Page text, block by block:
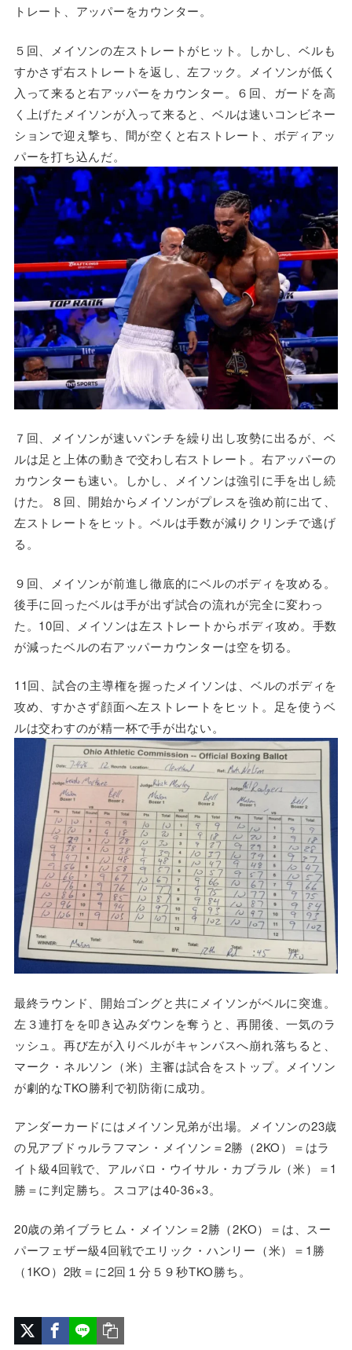
トレート、アッパーをカウンター。
５回、メイソンの左ストレートがヒット。しかし、ベルも
すかさず右ストレートを返し、左フック。メイソンが低く
入って来ると右アッパーをカウンター。６回、ガードを高
く上げたメイソンが入って来ると、ベルは速いコンビネー
ションで迎え撃ち、間が空くと右ストレート、ボディアッ
パーを打ち込んだ。
７回、メイソンが速いパンチを繰り出し攻勢に出るが、ベ
ルは足と上体の動きで交わし右ストレート。右アッパーの
カウンターも速い。しかし、メイソンは強引に手を出し続
けた。８回、開始からメイソンがプレスを強め前に出て、
左ストレートをヒット。ベルは手数が減りクリンチで逃げ
る。
９回、メイソンが前進し徹底的にベルのボディを攻める。
後手に回ったベルは手が出ず試合の流れが完全に変わっ
た。10回、メイソンは左ストレートからボディ攻め。手数
が減ったベルの右アッパーカウンターは空を切る。
11回、試合の主導権を握ったメイソンは、ベルのボディを
攻め、すかさず顔面へ左ストレートをヒット。足を使うベ
ルは交わすのが精一杯で手が出ない。
最終ラウンド、開始ゴングと共にメイソンがベルに突進。
左３連打をを叩き込みダウンを奪うと、再開後、一気のラ
ッシュ。再び左が入りベルがキャンバスへ崩れ落ちると、
マーク・ネルソン（米）主審は試合をストップ。メイソン
が劇的なTKO勝利で初防衛に成功。
アンダーカードにはメイソン兄弟が出場。メイソンの23歳
の兄アブドゥルラフマン・メイソン＝2勝（2KO）＝はラ
イト級4回戦で、アルバロ・ウイサル・カブラル（米）＝1
勝＝に判定勝ち。スコアは40-36×3。
20歳の弟イブラヒム・メイソン＝2勝（2KO）＝は、スー
パーフェザー級4回戦でエリック・ハンリー（米）＝1勝
（1KO）2敗＝に2回１分５９秒TKO勝ち。